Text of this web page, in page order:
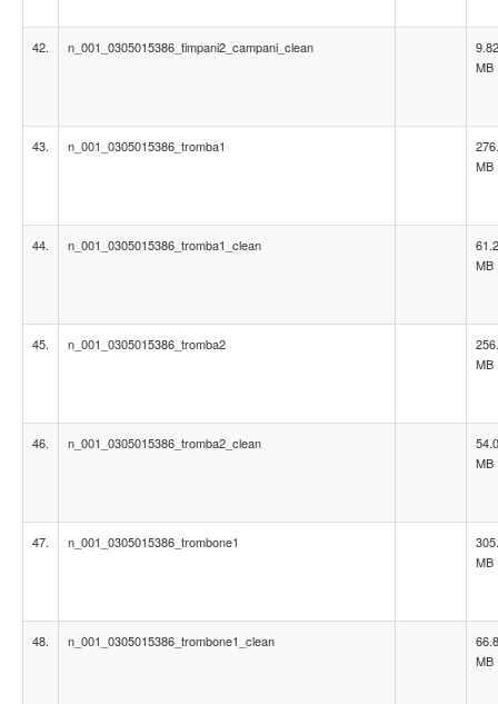
42. n_001_0305015386_timpani2_campani_clean
9.82
MB
43. n_001_0305015386_tromba1
MB
44. n_001_0305015386_tromba1_clean
MB
45. n_001_0305015386_tromba2
MB
46. n_001_0305015386_tromba2_clean
MB
47. n_001_0305015386_trombone1
MB
48. n_001_0305015386_trombone1_clean
MB